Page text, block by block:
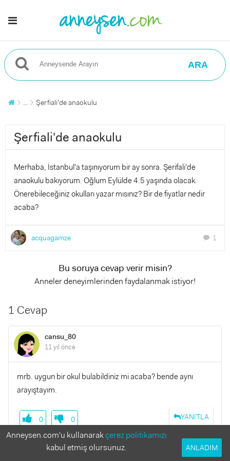
ARA
... Şerfiali'de anaokulu
Şerfiali'de anaokulu
Merhaba, İstanbul'a taşınıyorum bir ay sonra. Şerifali'de
anaokulu bakıyorum. Oğlum Eylülde 4.5 yaşında olacak.
Önerebileceğiniz okulları yazar mısınız? Bir de fiyatlar nedir
acaba?
acquagamze chat 1
Bu soruya cevap verir misin?
Anneler deneyimlerinden faydalanmak istiyor!
1 Cevap
cansu_80
11 yıl önce
mrb. uygun bir okul bulabildiniz mi acaba? bende aynı
arayıştayım.
YANITLA
0 0
Anneysen.com'u kullanarakçerez politikamızı
kabul etmiş olursunuz.
ANLADIM